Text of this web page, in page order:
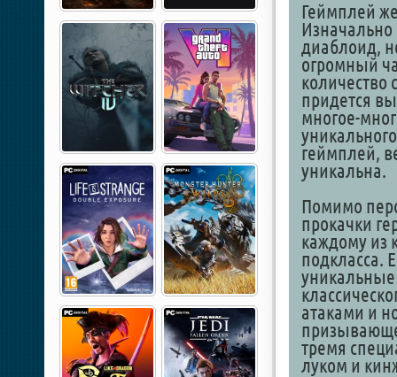
Геймплей
Изначально
диаблоид,
огромный
количество
придется
многое-
геймплей,
уникальна.
Помимо
прокачки
каждому из
подкласса.
уникальные
атаками и
тремя
луком и